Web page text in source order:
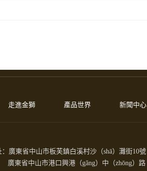
走進金獅 產品世界 新聞中心
：廣東省中山市板芙鎮白溪村沙（shā）灘街10號
中山市港口興港（gǎng）中（zhōng）路